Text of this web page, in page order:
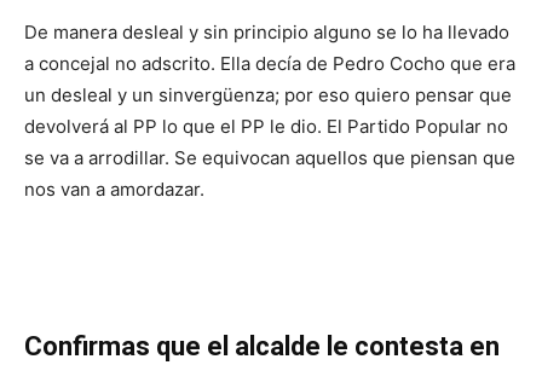
De manera desleal y sin principio alguno se lo ha llevado
a concejal no adscrito. Ella decía de Pedro Cocho que era
un desleal y un sinvergüenza; por eso quiero pensar que
devolverá al PP lo que el PP le dio. El Partido Popular no
se va a arrodillar. Se equivocan aquellos que piensan que
nos van a amordazar.
Confirmas que el alcalde le contesta en